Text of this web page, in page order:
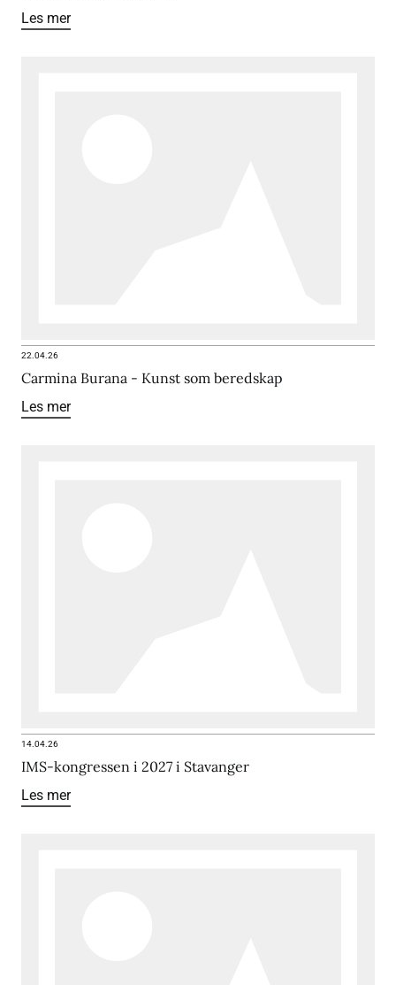
Les mer
22.04.26
Carmina Burana - Kunst som beredskap
Les mer
14.04.26
IMS-kongressen i 2027 i Stavanger
Les mer